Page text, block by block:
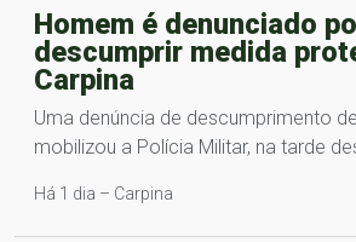
Homem é denunciado
descumprir medida
Carpina
Uma denúncia de descumprimento
mobilizou a Polícia Militar, na tarde
Há 1 dia – Carpina